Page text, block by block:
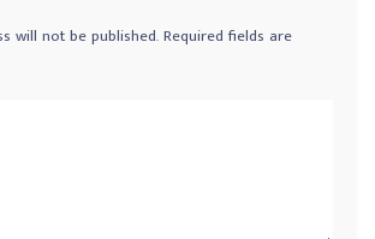
will not be published.Required fields are